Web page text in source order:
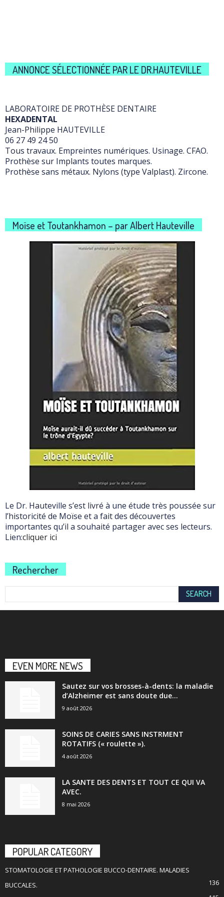
ANNONCE SÉLECTIONNÉE PAR LE DR.HAUTEVILLE
LABORATOIRE DE PROTHÈSE DENTAIRE
HEXADENTAL
Jean-Philippe HAUTEVILLE
06 27 49 24 50
Tous travaux. Empreintes numériques. Usinage. CFAO.
Prothèse sur Implants toutes marques.
Prothèse sans métaux. Nylons (type Valplast). Zircone.
Moïse et Toutankhamon – par Albert Hauteville
Le Dr. Hauteville s’est livré à une étude très poussée sur
l’historicité de Moïse et a fait des découvertes
importantes qu’il a souhaité partager avec ses lecteurs.
Lien:cliquer ici
Rechercher
EVEN MORE NEWS
Sautez sur vos brosses-à-dents: la maladie
d’Alzheimer est sans doute due...
9 août 2026
SOINS DE CARIES SANS INSTRMENT
ROTATIFS (« roulette »).
4 août 2026
LA SANTE DES DENTS ET TOUT CE QUI VA
AVEC.
8 mai 2026
POPULAR CATEGORY
STOMATOLOGIE ET PATHOLOGIE BUCCO-DENTAIRE. MALADIES
BUCCALES.
136